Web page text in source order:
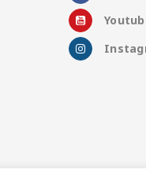
τα τηλέφωνα